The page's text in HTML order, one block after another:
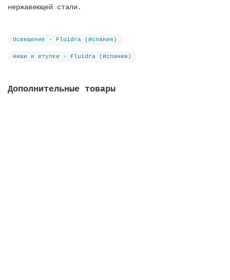
нержавеющей стали.
Освещение - Fluidra (Испания)
Ниши и втулки - Fluidra (Испания)
Дополнительные товары